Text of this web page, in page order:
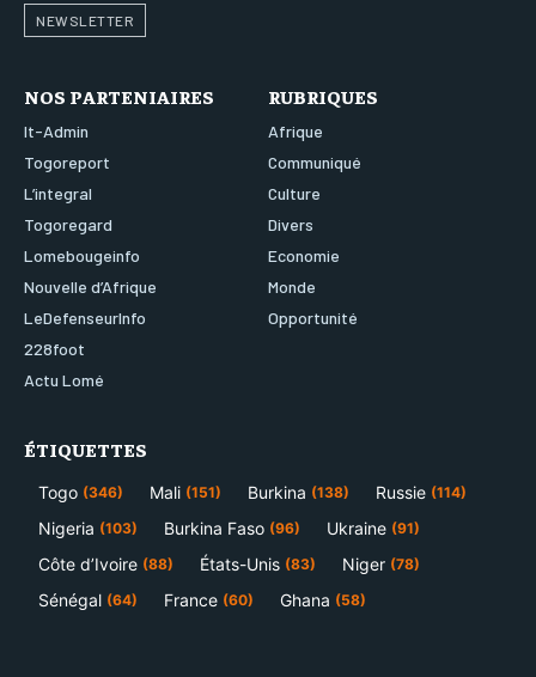
NEWSLETTER
NOS PARTENIAIRES
It-Admin
Togoreport
L’integral
Togoregard
Lomebougeinfo
Nouvelle d’Afrique
LeDefenseurInfo
228foot
Actu Lomé
RUBRIQUES
Afrique
Communiqué
Culture
Divers
Economie
Monde
Opportunité
ÉTIQUETTES
Togo (346) Mali (151) Burkina (138) Russie (114)
Nigeria (103) Burkina Faso (96) Ukraine (91)
Côte d’Ivoire (88) États-Unis (83) Niger (78)
Sénégal (64) France (60) Ghana (58)